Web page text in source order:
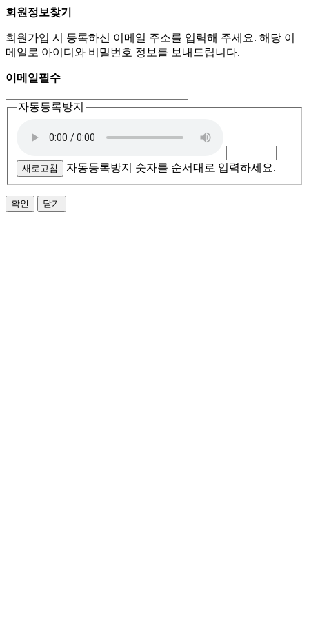
회원정보찾기
회원가입 시 등록하신 이메일 주소를 입력해 주세요. 해당 이
메일로 아이디와 비밀번호 정보를 보내드립니다.
이메일 필수
자동등록방지
새로고침 자동등록방지 숫자를 순서대로 입력하세요.
확인 닫기